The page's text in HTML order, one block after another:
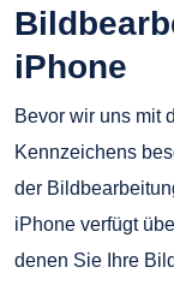
iPhone
Bevor wir uns mit
Kennzeichens
der
iPhone verfügt
denen Sie Ihre